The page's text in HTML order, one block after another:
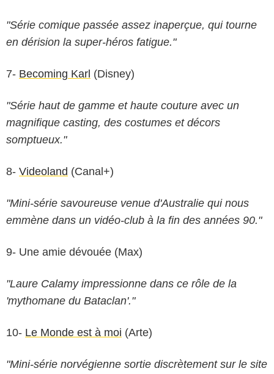
"Série comique passée assez inaperçue, qui tourne
en dérision la super-héros fatigue."
7- Becoming Karl (Disney)
"Série haut de gamme et haute couture avec un
magnifique casting, des costumes et décors
somptueux."
8- Videoland (Canal+)
"Mini-série savoureuse venue d'Australie qui nous
emmène dans un vidéo-club à la fin des années 90."
9- Une amie dévouée (Max)
"Laure Calamy impressionne dans ce rôle de la
'mythomane du Bataclan'."
10- Le Monde est à moi (Arte)
"Mini-série norvégienne sortie discrètement sur le site